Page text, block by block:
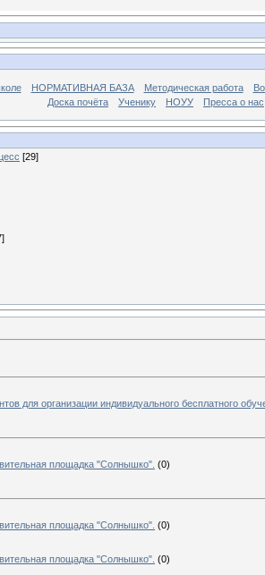
НОРМАТИВНАЯ БАЗА Методическая работа
Доска почёта
Ученику НОУУ Пресса о нас
[29]
для организации индивидуального бесплатного
площадка "Солнышко". (0)
площадка "Солнышко". (0)
площадка "Солнышко". (0)